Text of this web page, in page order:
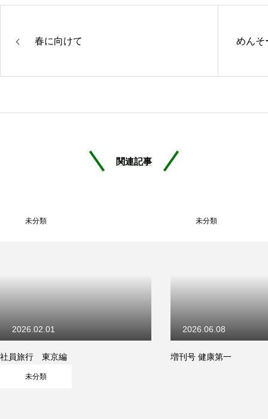
春に向けて めんそ
関連記事
未分類
社員旅行 東京編
2026.02.01
未分類
増刊号 健康第一
2026.06.08
未分類